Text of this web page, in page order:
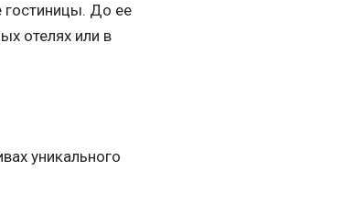
гостиницы. До ее
отелях или в
уникального